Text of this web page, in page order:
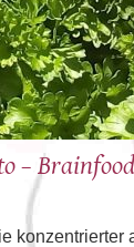
–
konzentrierter